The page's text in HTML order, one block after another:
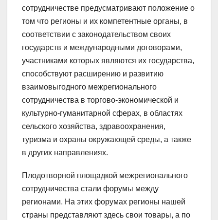
сотрудничестве предусматривают положение о
том что регионы и их компетентные органы, в
соответствии с законодательством своих
государств и международными договорами,
участниками которых являются их государства,
способствуют расширению и развитию
взаимовыгодного межрегионального
сотрудничества в торгово-экономической и
культурно-гуманитарной сферах, в областях
сельского хозяйства, здравоохранения,
туризма и охраны окружающей среды, а также
в других направлениях.
Плодотворной площадкой межрегионального
сотрудничества стали форумы между
регионами. На этих форумах регионы нашей
страны представляют здесь свои товары, а по